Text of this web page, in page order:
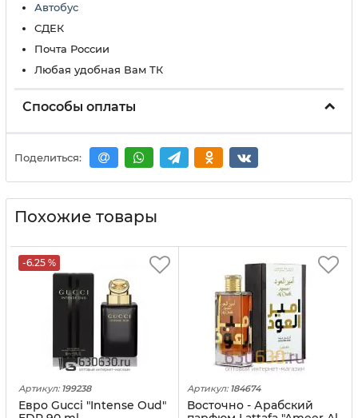
Автобус
СДЕК
Почта России
Любая удобная Вам ТК
Способы оплаты
Поделиться:
Похожие товары
-6.25 %
Артикул: 199238
Евро Gucci "Intense Oud"
Артикул: 184674
Восточно - Арабский